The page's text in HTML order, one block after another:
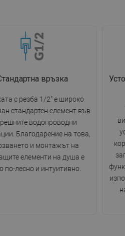
връзка
с резба 1/2" е широко
стандартен елемент във
водопроводни
Благодарение на това,
и монтажът на
елементи на душа е
по-лесно и интуитивно.